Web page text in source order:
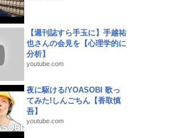
【週刊誌すら手玉に】手越祐
也さんの会見を【心理学的に
分析】
youtube.com
夜に駆ける/YOASOBI 歌っ
てみた!しんごちん【香取慎
吾】
youtube.com